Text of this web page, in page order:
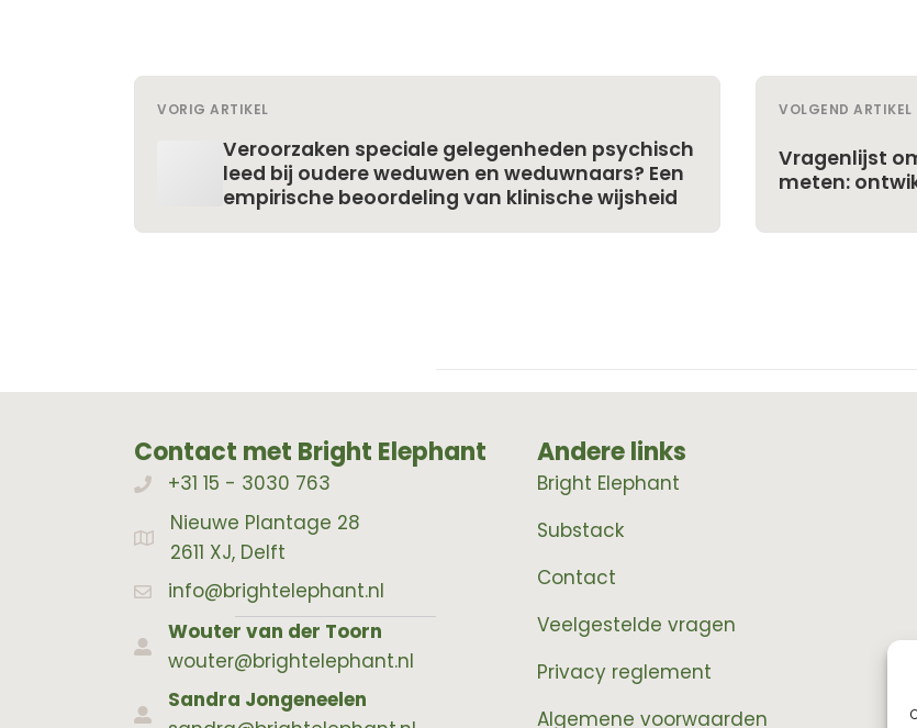
VORIG ARTIKEL
Veroorzaken speciale gelegenheden psychisch
leed bij oudere weduwen en weduwnaars? Een
empirische beoordeling van klinische wijsheid
VOLGEND ARTIKEL
Vragenlijst
meten:
Contact met Bright Elephant
Bellen met Bright Elephant
+31 15 - 3030 763
Adres Bright Elephant
Nieuwe Plantage 28
2611 XJ, Delft
info@brightelephant.nl
Wouter van der Toorn
wouter@brightelephant.nl
Sandra Jongeneelen
Andere links
Bright Elephant
Substack
Contact
Veelgestelde vragen
Privacy reglement
Algemene voorwaarden